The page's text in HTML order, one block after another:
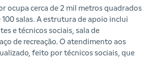
ocupa cerca de 2 mil metros quadrados
100 salas. A estrutura de apoio inclui
e técnicos sociais, sala de
de recreação. O atendimento aos
feito por técnicos sociais, que